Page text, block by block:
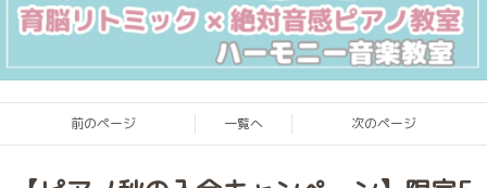
前のページ 一覧へ 次のページ